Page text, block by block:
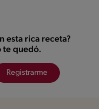
esta rica receta?
te quedó.
Registrarme